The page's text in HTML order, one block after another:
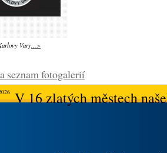
Vary...>
seznam fotogalerií
V 16 zlatých městech